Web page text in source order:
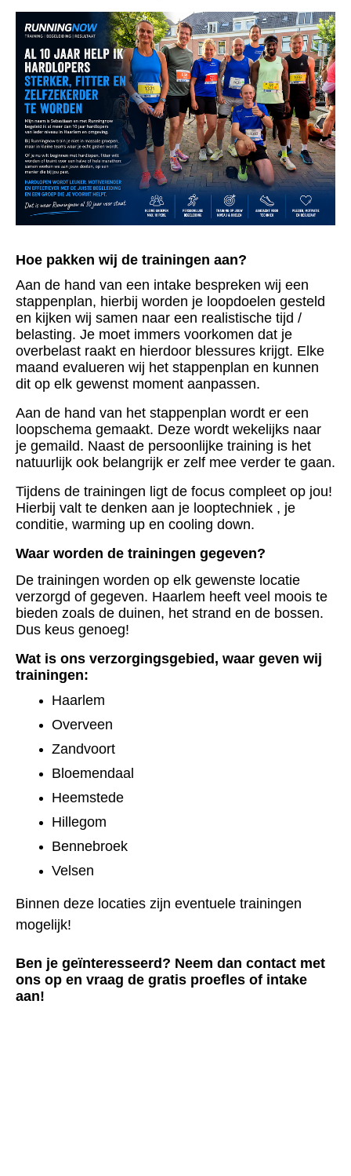
Hoe pakken wij de trainingen aan?
Aan de hand van een intake bespreken wij een
stappenplan, hierbij worden je loopdoelen gesteld
en kijken wij samen naar een realistische tijd /
belasting. Je moet immers voorkomen dat je
overbelast raakt en hierdoor blessures krijgt. Elke
maand evalueren wij het stappenplan en kunnen
dit op elk gewenst moment aanpassen.
Aan de hand van het stappenplan wordt er een
loopschema gemaakt. Deze wordt wekelijks naar
je gemaild. Naast de persoonlijke training is het
natuurlijk ook belangrijk er zelf mee verder te gaan.
Tijdens de trainingen ligt de focus compleet op jou!
Hierbij valt te denken aan je looptechniek , je
conditie, warming up en cooling down.
Waar worden de trainingen gegeven?
De trainingen worden op elk gewenste locatie
verzorgd of gegeven. Haarlem heeft veel moois te
bieden zoals de duinen, het strand en de bossen.
Dus keus genoeg!
Wat is ons verzorgingsgebied, waar geven wij
trainingen:
Haarlem
Overveen
Zandvoort
Bloemendaal
Heemstede
Hillegom
Bennebroek
Velsen
Binnen deze locaties zijn eventuele trainingen
mogelijk!
Ben je geïnteresseerd? Neem dan contact met
ons op en vraag de gratis proefles of intake
aan!